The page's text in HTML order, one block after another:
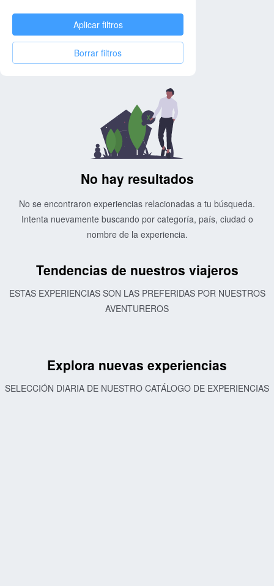
Aplicar filtros
Borrar filtros
No hay resultados
No se encontraron experiencias relacionadas a tu búsqueda.
Intenta nuevamente buscando por categoría, país, ciudad o
nombre de la experiencia.
Tendencias de nuestros viajeros
ESTAS EXPERIENCIAS SON LAS PREFERIDAS POR NUESTROS
AVENTUREROS
Explora nuevas experiencias
SELECCIÓN DIARIA DE NUESTRO CATÁLOGO DE EXPERIENCIAS